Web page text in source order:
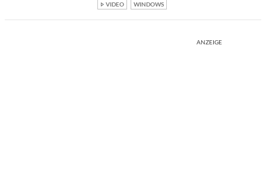
VIDEO
WINDOWS
ANZEIGE